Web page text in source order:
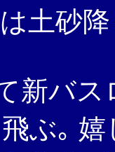
土砂
新バ
ぶ｡